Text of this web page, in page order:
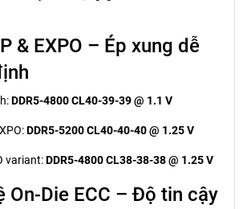
& EXPO – Ép xung dễ
DDR5-4800 CL40-39-39 @ 1.1 V
DDR5-5200 CL40-40-40 @ 1.25 V
variant:DDR5-4800 CL38-38-38 @ 1.25 V
On-Die ECC – Độ tin cậy